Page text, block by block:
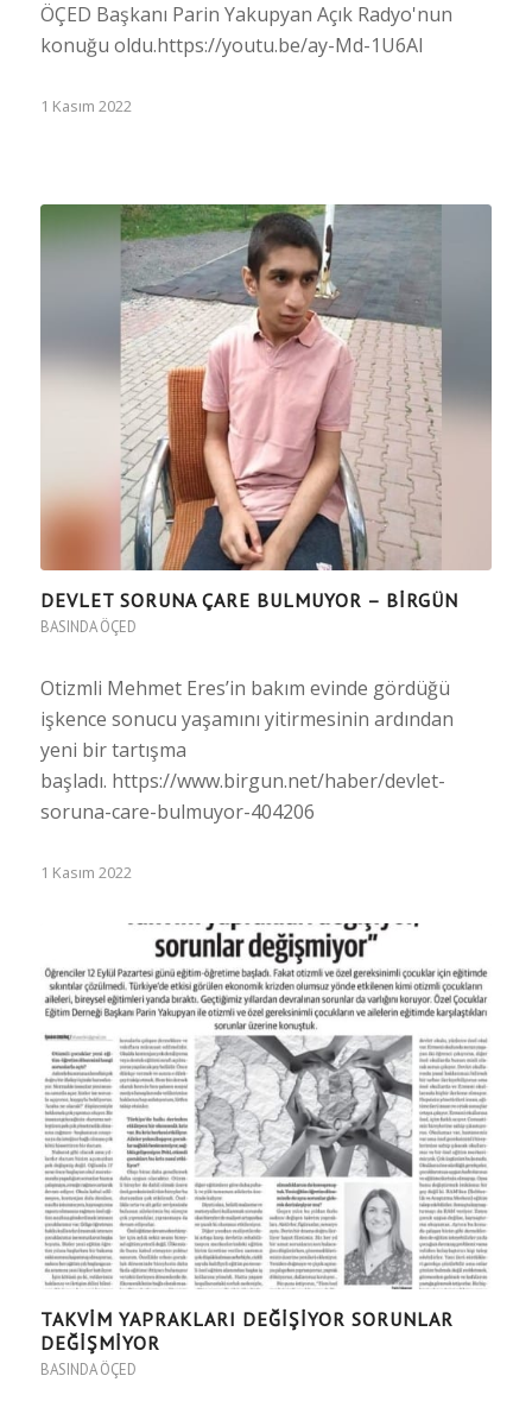
ÖÇED Başkanı Parin Yakupyan Açık Radyo'nun
konuğu oldu.https://youtu.be/ay-Md-1U6AI
1 Kasım 2022
DEVLET SORUNA ÇARE BULMUYOR – BIRGÜN
BASINDA ÖÇED
Otizmli Mehmet Eres’in bakım evinde gördüğü
işkence sonucu yaşamını yitirmesinin ardından
yeni bir tartışma
başladı. https://www.birgun.net/haber/devlet-
soruna-care-bulmuyor-404206
1 Kasım 2022
TAKVIM YAPRAKLARI DEĞIŞIYOR SORUNLAR
DEĞIŞMIYOR
BASINDA ÖÇED